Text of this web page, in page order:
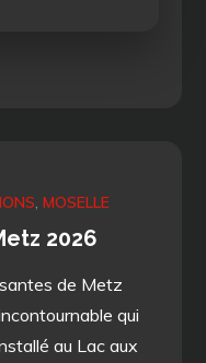
MOSELLE
2026
de Metz
qui
au Lac aux